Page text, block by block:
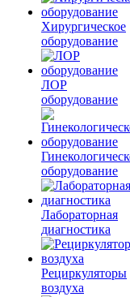
Хирургическое
оборудование
ЛОР
оборудование
оборудование
Лабораторная
диагностика
Рециркуляторы
воздуха